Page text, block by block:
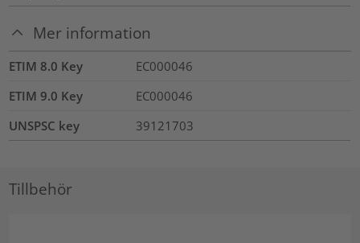
Mer information
ETIM 8.0 Key
EC000046
ETIM 9.0 Key
EC000046
UNSPSC key
39121703
Tillbehör